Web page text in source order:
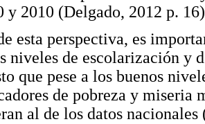
y 2010 (Delgado, 2012 p.
esta perspectiva, es
niveles de escolarización y
que pese a los buenos
de pobreza y miseria
al de los datos nacionales